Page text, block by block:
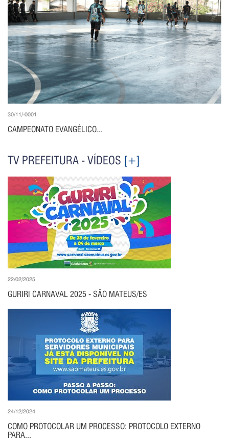
30/11/-0001
CAMPEONATO EVANGÉLICO...
TV PREFEITURA - VÍDEOS [+]
22/02/2025
GURIRI CARNAVAL 2025 - SÃO MATEUS/ES
24/12/2024
COMO PROTOCOLAR UM PROCESSO: PROTOCOLO EXTERNO
PARA...